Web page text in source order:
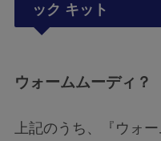
ック キット
ウォームムーディ？
上記のうち、『ウォ